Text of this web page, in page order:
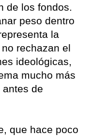
de los fondos.
peso dentro
la
rechazan el
ideológicas,
mucho más
de
que hace poco